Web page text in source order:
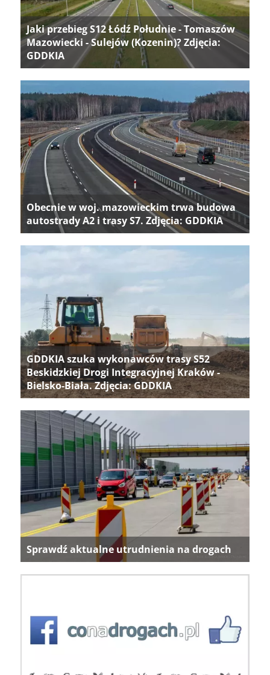
Jaki przebieg S12 Łódź Południe - Tomaszów
Mazowiecki - Sulejów (Kozenin)? Zdjęcia:
GDDKIA
Obecnie w woj. mazowieckim trwa budowa
autostrady A2 i trasy S7. Zdjęcia: GDDKIA
GDDKIA szuka wykonawców trasy S52
Beskidzkiej Drogi Integracyjnej Kraków -
Bielsko-Biała. Zdjęcia: GDDKIA
Sprawdź aktualne utrudnienia na drogach